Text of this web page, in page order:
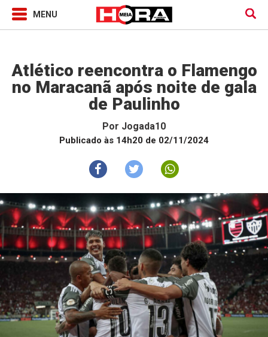
Atlético reencontra o Flamengo
no Maracanã após noite de gala
de Paulinho
Por Jogada10
Publicado às 14h20 de 02/11/2024